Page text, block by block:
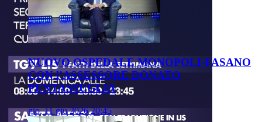
NUOVO OSPEDALE MONOPOLI-FASANO
CON l’ASSESSORE DONATO
PENTASSUGLIA
gio, 11 giu 2026 20:45